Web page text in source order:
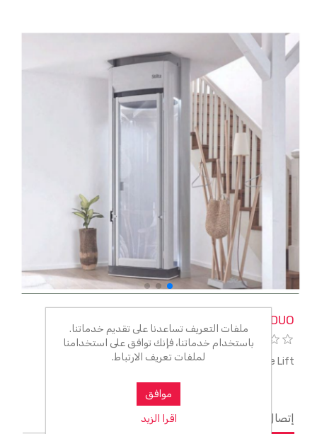
STILTZ DUO
STILTZ DUO Home Lift
إتصال للحصول على السعر
ملفات التعريف تساعدنا على تقديم خدماتنا.
باستخدام خدماتنا، فإنك توافق على استخدامنا
لملفات تعريف الارتباط.
موافق
اقرا الزيد